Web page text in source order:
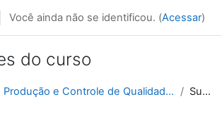
Você ainda não se identificou. (Acessar)
do curso
Produção e Controle de Qualidade de Formas Farmacê... Sumário